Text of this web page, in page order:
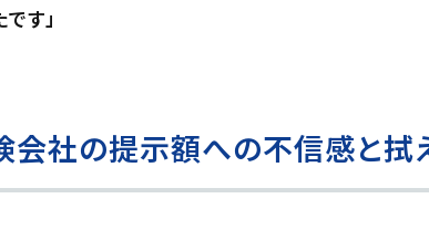
す」
会社の提示額への不信感と拭